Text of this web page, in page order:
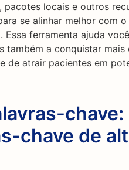
locais e outros
se alinhar melhor com o
ferramenta ajuda
também a conquistar mais
de atrair pacientes em
chave:
chave de